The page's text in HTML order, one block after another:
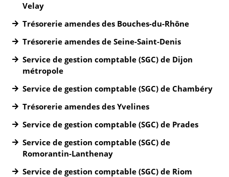
Velay
Trésorerie amendes des Bouches-du-Rhône
Trésorerie amendes de Seine-Saint-Denis
Service de gestion comptable (SGC) de Dijon
métropole
Service de gestion comptable (SGC) de Chambéry
Trésorerie amendes des Yvelines
Service de gestion comptable (SGC) de Prades
Service de gestion comptable (SGC) de
Romorantin-Lanthenay
Service de gestion comptable (SGC) de Riom